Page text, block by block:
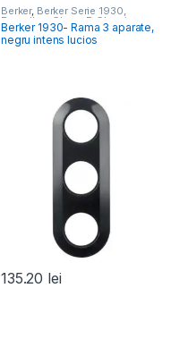
Berker, Berker Serie 1930,
Porzellan, Glass, R.Classic
Berker 1930- Rama 3 aparate,
negru intens lucios
135.20 lei